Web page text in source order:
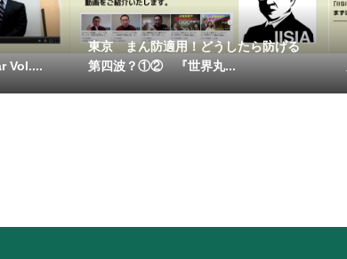
Vol....
東京 まん防適用！どうしたら防げる
第四波？①② 『世界丸...